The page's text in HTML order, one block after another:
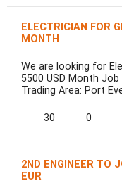
ELECTRICIAN FOR
MONTH
We are looking for
5500 USD Month
Trading Area: Port
30 0
2ND ENGINEER TO
EUR